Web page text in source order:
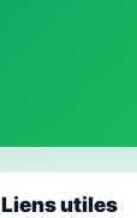
Liens utiles